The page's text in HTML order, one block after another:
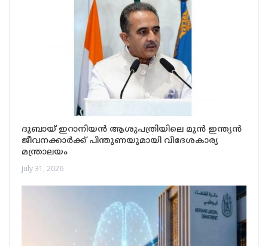
ദുബായ് ഇറാനിയൻ ആശുപത്രിയിലെ മുൻ ഇന്ത്യൻ
ജീവനക്കാർക്ക് പിന്തുണയുമായി വിദേശകാര്യ
മന്ത്രാലയം
July 31, 2026